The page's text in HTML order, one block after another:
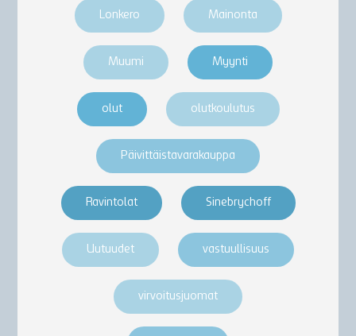
Lonkero Mainonta
Muumi Myynti
olut olutkoulutus
Päivittäistavarakauppa
Ravintolat Sinebrychoff
Uutuudet vastuullisuus
virvoitusjuomat